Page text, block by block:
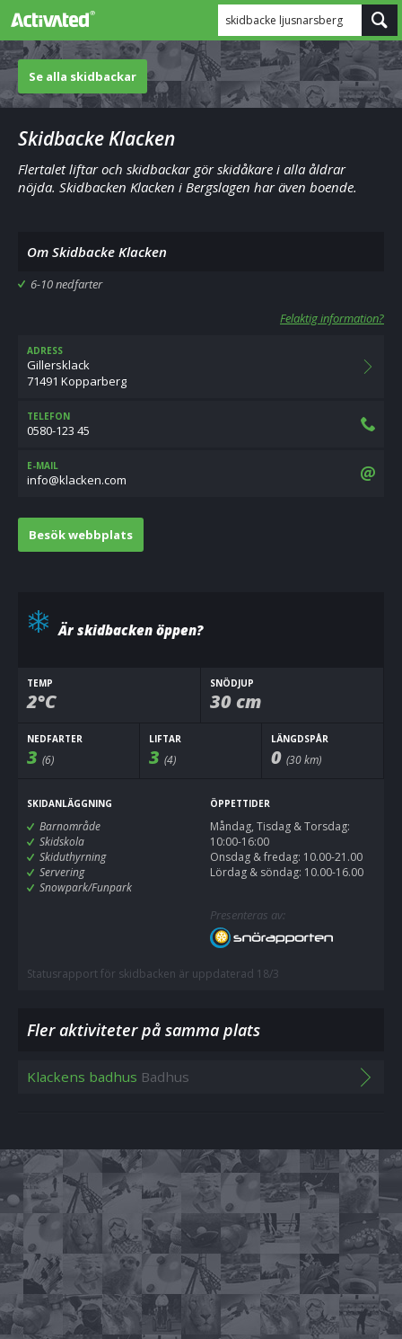
skidbacke ljusnarsberg
Se alla skidbackar
Skidbacke Klacken
Flertalet liftar och skidbackar gör skidåkare i alla åldrar
nöjda. Skidbacken Klacken i Bergslagen har även boende.
Om Skidbacke Klacken
6-10 nedfarter
Felaktig information?
ADRESS
Gillersklack
71491 Kopparberg
TELEFON
0580-123 45
E-MAIL
moc.nekcalk@ofni
Besök webbplats
Är skidbacken öppen?
TEMP
2°C
SNÖDJUP
30 cm
NEDFARTER
3 (6)
LIFTAR
3 (4)
LÄNGDSPÅR
0 (30 km)
SKIDANLÄGGNING
Barnområde
Skidskola
Skiduthyrning
Servering
Snowpark/Funpark
ÖPPETTIDER
Måndag, Tisdag & Torsdag:
10:00-16:00
Onsdag & fredag: 10.00-21.00
Lördag & söndag: 10.00-16.00
Presenteras av:
Statusrapport för skidbacken är uppdaterad 18/3
Fler aktiviteter på samma plats
Klackens badhus Badhus